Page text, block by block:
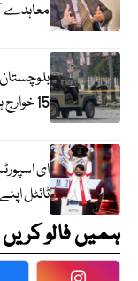
معاہدے
15 خوارج ہلاک
ٹائٹل
ہمیں فالو کریں